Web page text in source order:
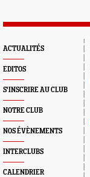
ACTUALITÉS
EDITOS
S'INSCRIRE AU CLUB
NOTRE CLUB
NOS ÉVÈNEMENTS
INTERCLUBS
CALENDRIER